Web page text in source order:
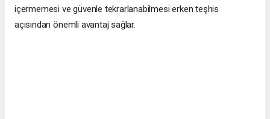
içermemesi ve güvenle tekrarlanabilmesi erken teşhis
açısından önemli avantaj sağlar.